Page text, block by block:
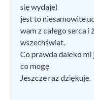
się wydaje)
jest to niesamowite
wam z całego serca i
wszechświat.
Co prawda daleko mi
co mogę
Jeszcze raz dziękuje.